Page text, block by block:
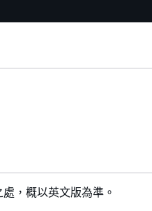
，概以英文版為準。